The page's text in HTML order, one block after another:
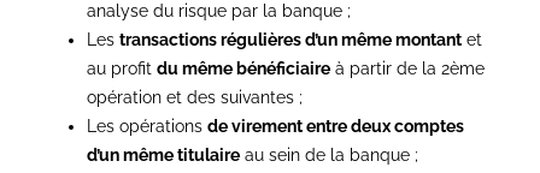
analyse du risque par la banque ;
Lestransactions régulières d’un même montant et
au profitdu même bénéficiaire à partir de la 2ème
opération et des suivantes ;
Les opérationsde virement entre deux comptes
d’un même titulaire au sein de la banque ;